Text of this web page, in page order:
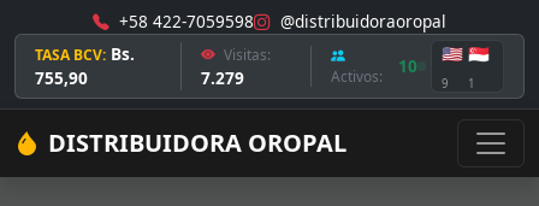
+58 422-7059598 @distribuidoraoropal
TASA BCV: Bs.
755,90
Visitas:
7.279 Activos: 10
🇺🇸
9
🇸🇬
1
DISTRIBUIDORA OROPAL